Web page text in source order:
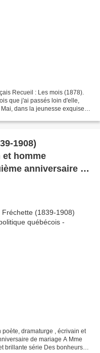
Recueil : Les mois (1878).
que j'ai passés loin d'elle,
dans la jeunesse exquise
1908)
et homme
anniversaire de
dramaturge , écrivain et
de mariage A Mme
brillante série Des bonheurs